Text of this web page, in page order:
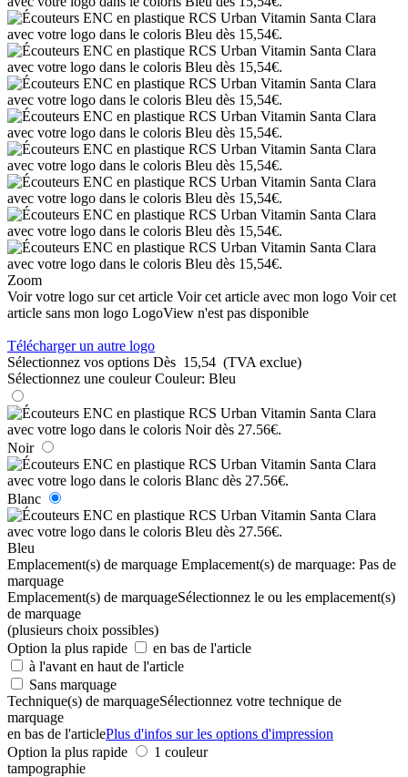
Zoom
Voir votre logo sur cet article Voir cet article avec mon logo Voir cet
article sans mon logo LogoView n'est pas disponible
Télécharger un autre logo
Sélectionnez vos options Dès 15,54 (TVA exclue)
Sélectionnez une couleur Couleur: Bleu
Noir
Blanc
Bleu
Emplacement(s) de marquage Emplacement(s) de marquage: Pas de
marquage
Emplacement(s) de marquageSélectionnez le ou les emplacement(s)
de marquage
(plusieurs choix possibles)
Option la plus rapide
en bas de l'article
à l'avant en haut de l'article
Sans marquage
Technique(s) de marquageSélectionnez votre technique de
marquage
en bas de l'articlePlus d'infos sur les options d'impression
Option la plus rapide
1 couleur
tampographie